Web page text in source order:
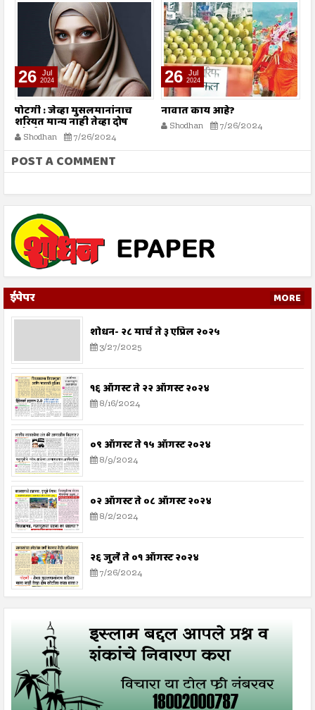
26 Jul
2024
पोटगी : जेव्हा मुसलमानांनाच
शरियत मान्य नाही तेव्हा दोष
कोर्टाला कसा द्यावा?
Shodhan 7/26/2024
26 Jul
2024
नावात काय आहे?
Shodhan 7/26/2024
POST A COMMENT
ईपेपर MORE
शोधन- २८ मार्च ते ३ एप्रिल २०२५
3/27/2025
१६ ऑगस्ट ते २२ ऑगस्ट २०२४
8/16/2024
०९ ऑगस्ट ते १५ ऑगस्ट २०२४
8/9/2024
०२ ऑगस्ट ते ०८ ऑगस्ट २०२४
8/2/2024
२६ जुलै ते ०१ ऑगस्ट २०२४
7/26/2024